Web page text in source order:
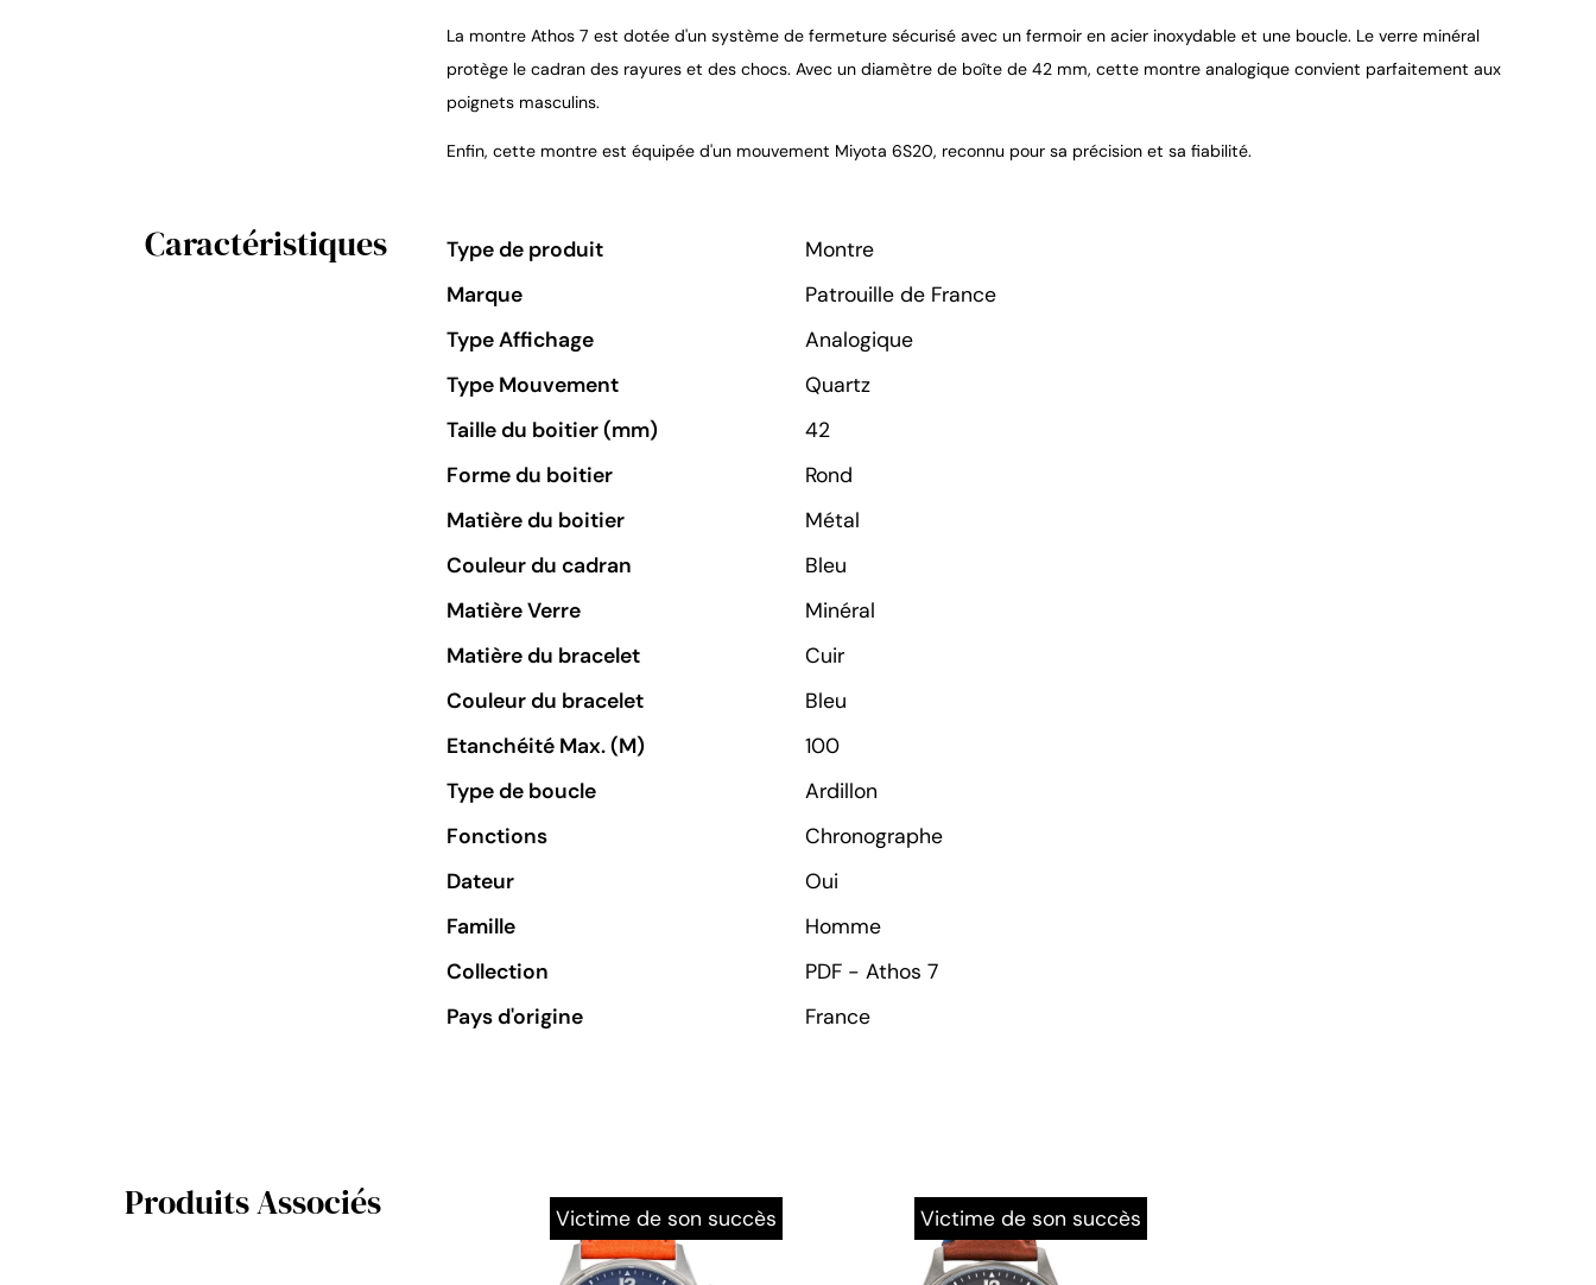
La montre Athos 7 est dotée d'un système de fermeture sécurisé avec un fermoir en acier inoxydable et une boucle. Le verre minéral
protège le cadran des rayures et des chocs. Avec un diamètre de boîte de 42 mm, cette montre analogique convient parfaitement aux
poignets masculins.
Enfin, cette montre est équipée d'un mouvement Miyota 6S20, reconnu pour sa précision et sa fiabilité.
Caractéristiques Type de produit
Montre
Marque
Patrouille de France
Type Affichage
Analogique
Type Mouvement
Quartz
Taille du boitier (mm)
42
Forme du boitier
Rond
Matière du boitier
Métal
Couleur du cadran
Bleu
Matière Verre
Minéral
Matière du bracelet
Cuir
Couleur du bracelet
Bleu
Etanchéité Max. (M)
100
Type de boucle
Ardillon
Fonctions
Chronographe
Dateur
Oui
Famille
Homme
Collection
PDF - Athos 7
Pays d'origine
France
Produits Associés Victime de son succès Victime de son succès